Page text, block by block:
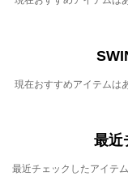
現在おすすめアイテムは
最近
最近チェックしたアイテ